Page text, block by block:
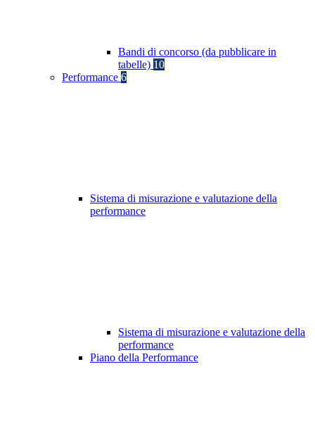
Bandi di concorso (da pubblicare in
tabelle) 10
Performance 6
Sistema di misurazione e valutazione della
performance
Sistema di misurazione e valutazione della
performance
Piano della Performance